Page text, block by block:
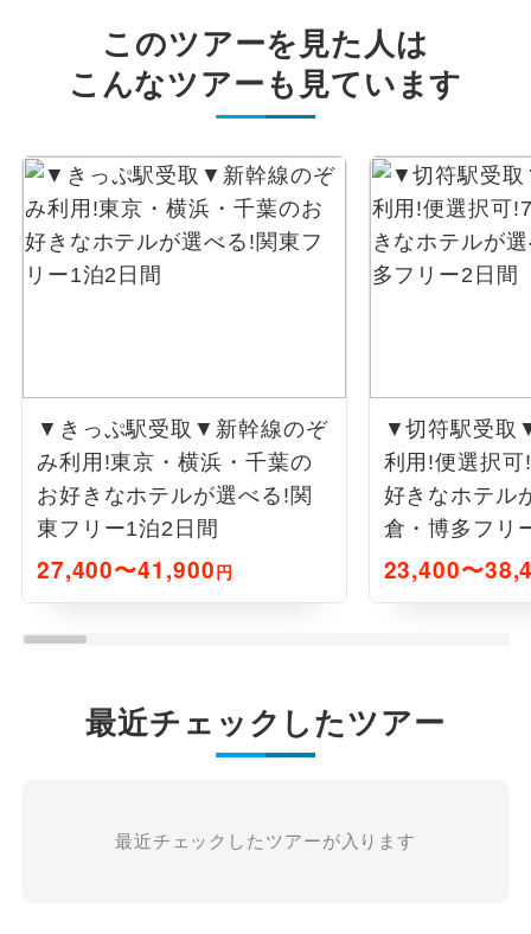
このツアーを見た人は
こんなツアーも見ています
▼きっぷ駅受取▼新幹線のぞ
み利用!東京・横浜・千葉の
お好きなホテルが選べる!関
東フリー1泊2日間
27,400〜41,900円
▼切符駅受取
利用!便選択
好きなホテル
倉・博多フリ
23,400〜
最近チェックしたツアー
最近チェックしたツアーが入ります